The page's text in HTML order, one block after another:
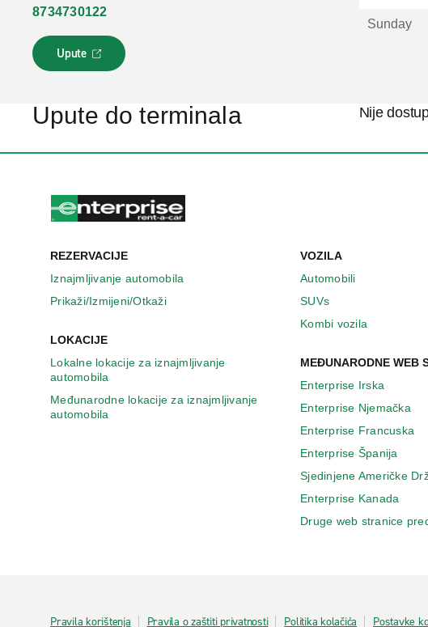
8734730122
Upute
L
i
s
o
a
r
u
o
v
m
p
r
o
z
o
Sunday
Upute do terminala Nije
REZERVACIJE
Iznajmljivanje automobila
Prikaži/Izmijeni/Otkaži
LOKACIJE
Lokalne lokacije za iznajmljivanje
automobila
Međunarodne lokacije za iznajmljivanje
automobila
VOZILA
Automobili
SUVs
Kombi vozila
MEĐUNARODNE WEB
Enterprise Irska
Enterprise Njemačka
Enterprise Francuska
Enterprise Španija
Sjedinjene Američke
Enterprise Κanada
Druge web stranice
Pravila korištenja Pravila o zaštiti privatnosti Politika kolačića Postavke